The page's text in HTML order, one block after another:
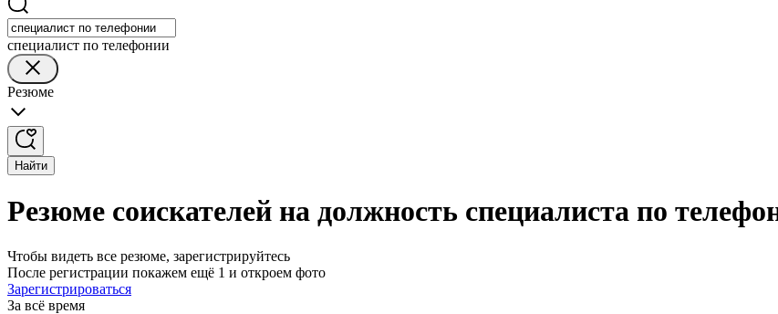
специалист по телефонии
Резюме
Найти
Резюме соискателей на должность специалиста по
Чтобы видеть все резюме, зарегистрируйтесь
После регистрации покажем ещё 1 и откроем фото
Зарегистрироваться
За всё время